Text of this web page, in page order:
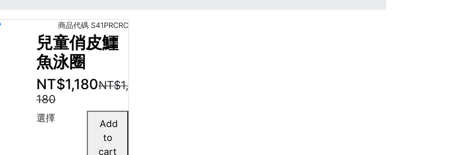
商品代碼 S41PRCRC
兒童俏皮鱷
魚泳圈
NT$1,180NT$1,
180
選擇